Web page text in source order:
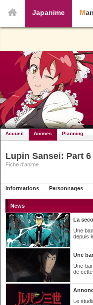
Japanime
Accueil Animes Planning
Lupin Sansei: Part 6
Fiche d'anime
Informations Personnages
News
La
Une
depuis
Une
Une
de
Le